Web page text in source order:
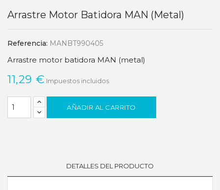
Arrastre Motor Batidora MAN (metal)
Referencia: MANBT990405
Arrastre motor batidora MAN (metal)
11,29 € Impuestos incluidos
AÑADIR AL CARRITO
DETALLES DEL PRODUCTO